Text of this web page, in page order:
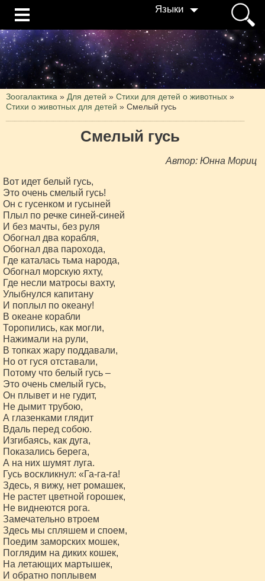
Языки
Зоогалактика » Для детей » Стихи для детей о животных »
Стихи о животных для детей » Смелый гусь
Смелый гусь
Автор: Юнна Мориц
Вот идет белый гусь,
Это очень смелый гусь!
Он с гусенком и гусыней
Плыл по речке синей-синей
И без мачты, без руля
Обогнал два корабля,
Обогнал два парохода,
Где каталась тьма народа,
Обогнал морскую яхту,
Где несли матросы вахту,
Улыбнулся капитану
И поплыл по океану!
В океане корабли
Торопились, как могли,
Нажимали на рули,
В топках жару поддавали,
Но от гуся отставали,
Потому что белый гусь –
Это очень смелый гусь,
Он плывет и не гудит,
Не дымит трубою,
А глазенками глядит
Вдаль перед собою.
Изгибаясь, как дуга,
Показались берега,
А на них шумят луга.
Гусь воскликнул: «Га-га-га!
Здесь, я вижу, нет ромашек,
Не растет цветной горошек,
Не виднеются рога.
Замечательно втроем
Здесь мы спляшем и споем,
Поедим заморских мошек,
Поглядим на диких кошек,
На летающих мартышек,
И обратно поплывем